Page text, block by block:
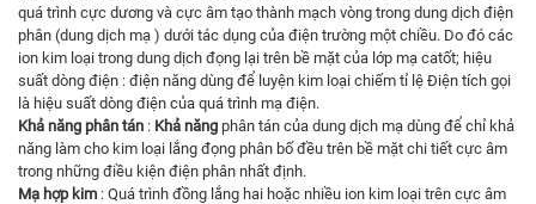
quá trình cực dương và cực âm tạo thành mạch vòng trong dung dịch điện
phân (dung dịch mạ ) dưới tác dụng của điện trường một chiều. Do đó các
ion kim loại trong dung dịch đọng lại trên bề mặt của lớp mạ catốt; hiệu
suất dòng điện : điện năng dùng để luyện kim loại chiếm tỉ lệ Điện tích gọi
là hiệu suất dòng điện của quá trình mạ điện.
Khả năng phân tán : Khả năng phân tán của dung dịch mạ dùng để chỉ khả
năng làm cho kim loại lắng đọng phân bố đều trên bề mặt chi tiết cực âm
trong những điều kiện điện phân nhất định.
Mạ hợp kim : Quá trình đồng lắng hai hoặc nhiều ion kim loại trên cực âm